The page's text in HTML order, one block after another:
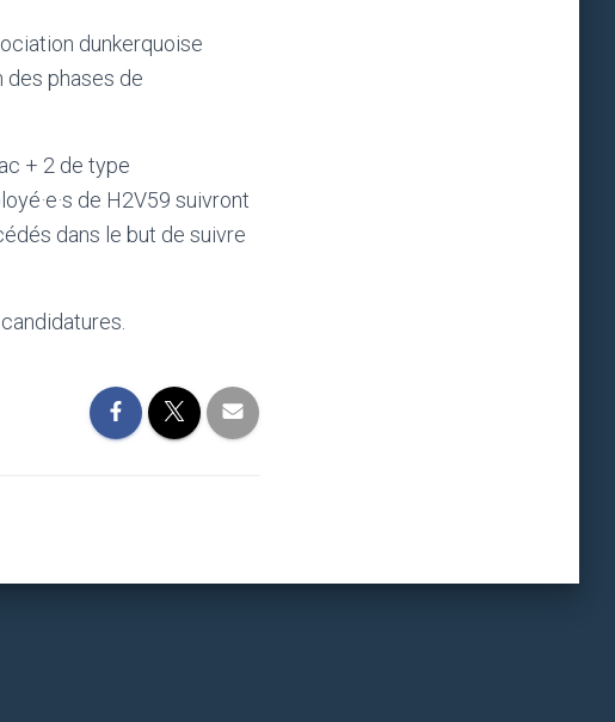
dunkerquoise
des phases de
+ 2 de type
de H2V59 suivront
dans le but de suivre